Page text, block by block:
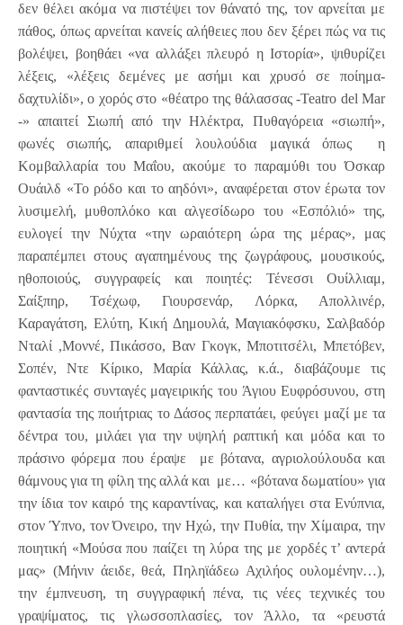
δεν θέλει ακόμα να πιστέψει τον θάνατό της, τον αρνείται με
πάθος, όπως αρνείται κανείς αλήθειες που δεν ξέρει πώς να τις
βολέψει, βοηθάει «να αλλάξει πλευρό η Ιστορία», ψιθυρίζει
λέξεις, «λέξεις δεμένες με ασήμι και χρυσό σε ποίημα-
δαχτυλίδι», ο χορός στο «θέατρο της θάλασσας -Teatro del Mar
-» απαιτεί Σιωπή από την Ηλέκτρα, Πυθαγόρεια «σιωπή»,
φωνές σιωπής, απαριθμεί λουλούδια μαγικά όπως η
Κομβαλλαρία του Μαΐου, ακούμε το παραμύθι του Όσκαρ
Ουάιλδ «Το ρόδο και το αηδόνι», αναφέρεται στον έρωτα τον
λυσιμελή, μυθοπλόκο και αλγεσίδωρο του «Εσπόλιό» της,
ευλογεί την Νύχτα «την ωραιότερη ώρα της μέρας», μας
παραπέμπει στους αγαπημένους της ζωγράφους, μουσικούς,
ηθοποιούς, συγγραφείς και ποιητές: Τένεσσι Ουίλλιαμ,
Σαίξπηρ, Τσέχωφ, Γιουρσενάρ, Λόρκα, Απολλινέρ,
Καραγάτση, Ελύτη, Κική Δημουλά, Μαγιακόφσκυ, Σαλβαδόρ
Νταλί ,Μοννέ, Πικάσσο, Βαν Γκογκ, Μποτιτσέλι, Μπετόβεν,
Σοπέν, Ντε Κίρικο, Μαρία Κάλλας, κ.ά., διαβάζουμε τις
φανταστικές συνταγές μαγειρικής του Άγιου Ευφρόσυνου, στη
φαντασία της ποιήτριας το Δάσος περπατάει, φεύγει μαζί με τα
δέντρα του, μιλάει για την υψηλή ραπτική και μόδα και το
πράσινο φόρεμα που έραψε με βότανα, αγριολούλουδα και
θάμνους για τη φίλη της αλλά και με… «βότανα δωματίου» για
την ίδια τον καιρό της καραντίνας, και καταλήγει στα Ενύπνια,
στον Ύπνο, τον Όνειρο, την Ηχώ, την Πυθία, την Χίμαιρα, την
ποιητική «Μούσα που παίζει τη λύρα της με χορδές τ’ αντερά
μας» (Μήνιν άειδε, θεά, Πηληϊάδεω Αχιλήος ουλομένην…),
την έμπνευση, τη συγγραφική πένα, τις νέες τεχνικές του
γραψίματος, τις γλωσσοπλασίες, τον Άλλο, τα «ρευστά